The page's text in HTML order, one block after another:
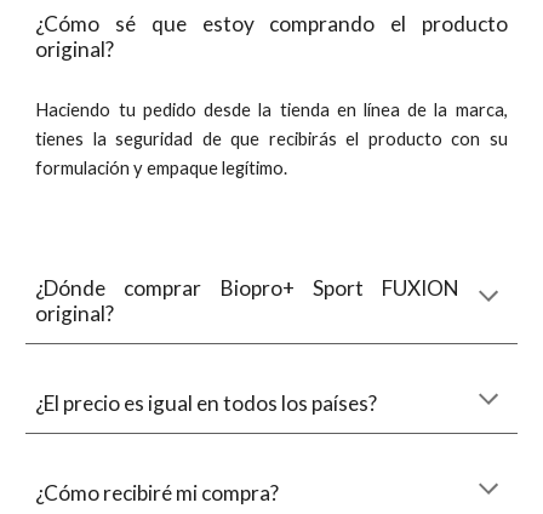
¿Cómo sé que estoy comprando el producto
original?
Haciendo tu pedidodesde la tienda en línea de la marca,
tienes laseguridad de que recibirás el producto con su
formulación y empaque legítimo.
¿Dónde comprar Biopro+ Sport FUXION
original?
¿El precio es igual en todos los países?
¿Cómo recibiré micompra?